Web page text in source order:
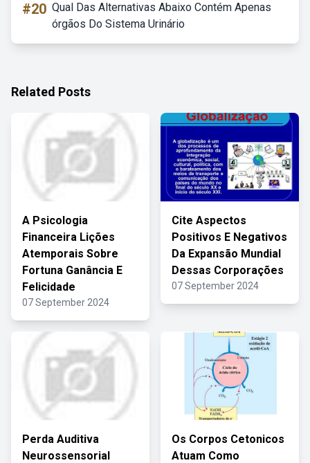
#20 Qual Das Alternativas Abaixo Contém Apenas
órgãos Do Sistema Urinário
Related Posts
A Psicologia
Financeira Lições
Atemporais Sobre
Fortuna Ganância E
Felicidade
07 September 2024
Cite Aspectos
Positivos E Negativos
Da Expansão Mundial
Dessas Corporações
07 September 2024
Perda Auditiva
Neurossensorial
Os Corpos Cetonicos
Atuam Como